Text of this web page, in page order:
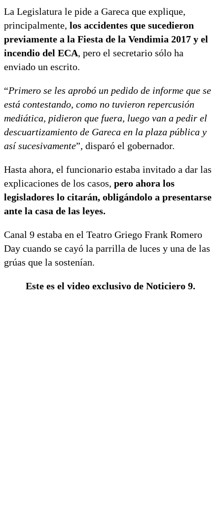
La Legislatura le pide a Gareca que explique,
principalmente, los accidentes que sucedieron
previamente a la Fiesta de la Vendimia 2017 y el
incendio del ECA, pero el secretario sólo ha
enviado un escrito.
“Primero se les aprobó un pedido de informe que se
está contestando, como no tuvieron repercusión
mediática, pidieron que fuera, luego van a pedir el
descuartizamiento de Gareca en la plaza pública y
así sucesivamente”, disparó el gobernador.
Hasta ahora, el funcionario estaba invitado a dar las
explicaciones de los casos, pero ahora los
legisladores lo citarán, obligándolo a presentarse
ante la casa de las leyes.
Canal 9 estaba en el Teatro Griego Frank Romero
Day cuando se cayó la parrilla de luces y una de las
grúas que la sostenían.
Este es el video exclusivo de Noticiero 9.